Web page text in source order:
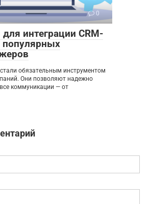
0
интеграции CRM-
популярных
обязательным инструментом
Они позволяют надежно
коммуникации — от